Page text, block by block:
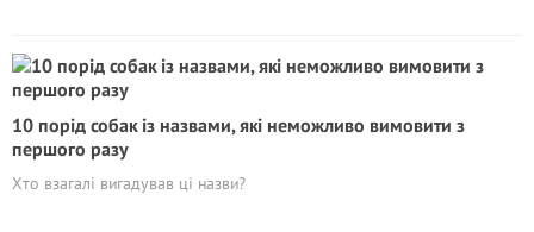
10 порід собак із назвами, які неможливо вимовити з
першого разу
Хто взагалі вигадував ці назви?